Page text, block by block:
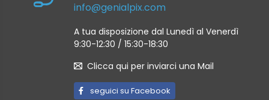
info@genialpix.com
A tua disposizione dal Lunedì al Venerdì
9:30-12:30 / 15:30-18:30
Clicca qui per inviarci una Mail
seguici su Facebook